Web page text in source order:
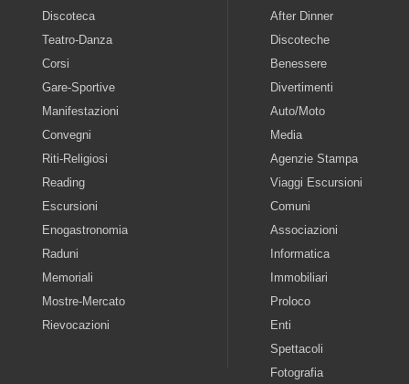
Discoteca
Teatro-Danza
Corsi
Gare-Sportive
Manifestazioni
Convegni
Riti-Religiosi
Reading
Escursioni
Enogastronomia
Raduni
Memoriali
Mostre-Mercato
Rievocazioni
After Dinner
Discoteche
Benessere
Divertimenti
Auto/Moto
Media
Agenzie Stampa
Viaggi Escursioni
Comuni
Associazioni
Informatica
Immobiliari
Proloco
Enti
Spettacoli
Fotografia